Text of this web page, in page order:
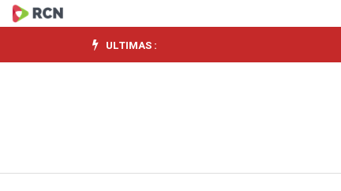
Nos
Estados ULTIMAS :